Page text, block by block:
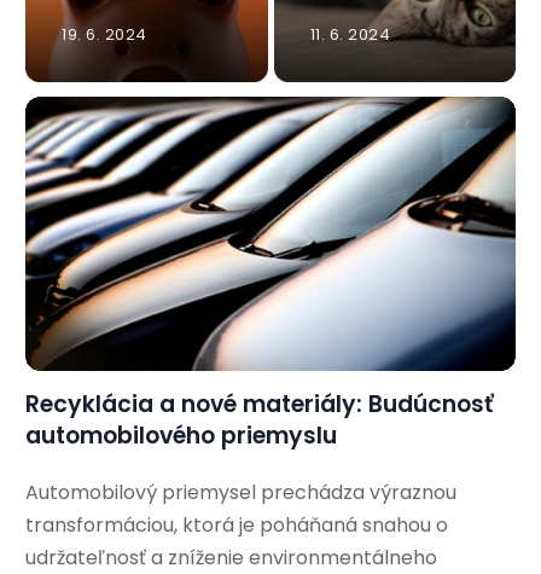
19. 6. 2024 11. 6. 2024
Recyklácia a nové materiály: Budúcnosť
automobilového priemyslu
Automobilový priemysel prechádza výraznou
transformáciou, ktorá je poháňaná snahou o
udržateľnosť a zníženie environmentálneho